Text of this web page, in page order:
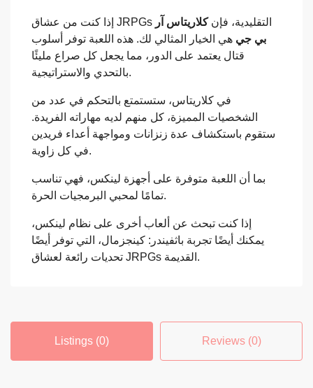
إذا كنت من عشاق JRPGs التقليدية، فإنكلاريتاس آر
بي جي هي الخيار المثالي لك. هذه اللعبة توفر أسلوب
قتال يعتمد على الدور، مما يجعل كل صراع مليئًا
بالتحدي والاستراتيجية.
في كلاريتاس، ستستمتع بالتحكم في عدد من
الشخصيات المميزة، كل منهم لديه مهاراته الفريدة.
ستقوم باستكشاف عدة زنزانات ومواجهة أعداء فريدين
في كل زاوية.
بما أن اللعبة متوفرة على أجهزة لينكس، فهي تناسب
تمامًا لمحبي البرمجيات الحرة.
إذا كنت تبحث عن ألعاب أخرى على نظام لينكس،
يمكنك أيضًا تجربة باثفيندر: كينجزمال، التي توفر أيضًا
تحديات رائعة لعشاق JRPGs القديمة.
Listings (0) Reviews (0)